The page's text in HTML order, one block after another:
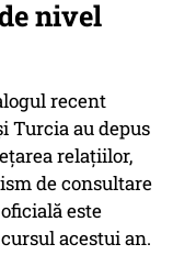
nivel
recent
Turcia au depus
relațiilor,
de consultare
este
acestui an.